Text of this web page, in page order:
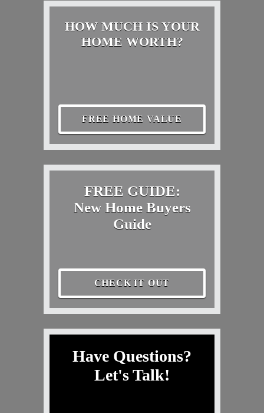
HOW MUCH IS YOUR
HOME WORTH?
FREE HOME VALUE
FREE GUIDE:
New Home Buyers
Guide
CHECK IT OUT
Have Questions?
Let's Talk!